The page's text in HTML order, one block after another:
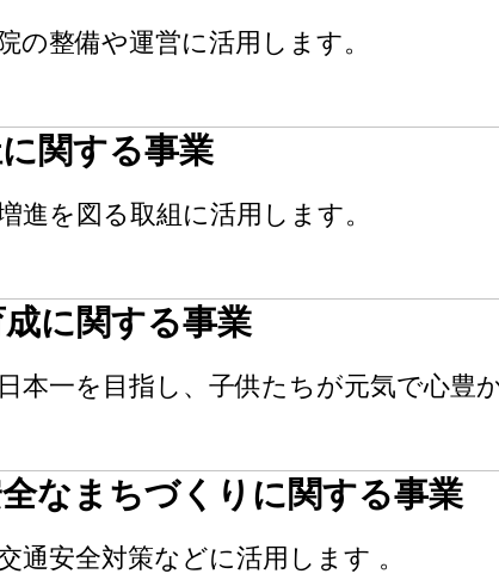
の整備や運営に活用します。
関する事業
進を図る取組に活用します。
に関する事業
本一を目指し、子供たちが元気で心豊
なまちづくりに関する事業
通安全対策などに活用します 。